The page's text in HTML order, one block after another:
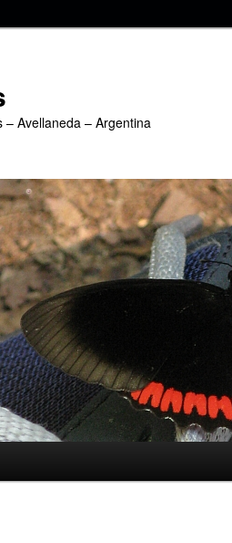
Avellaneda – Argentina